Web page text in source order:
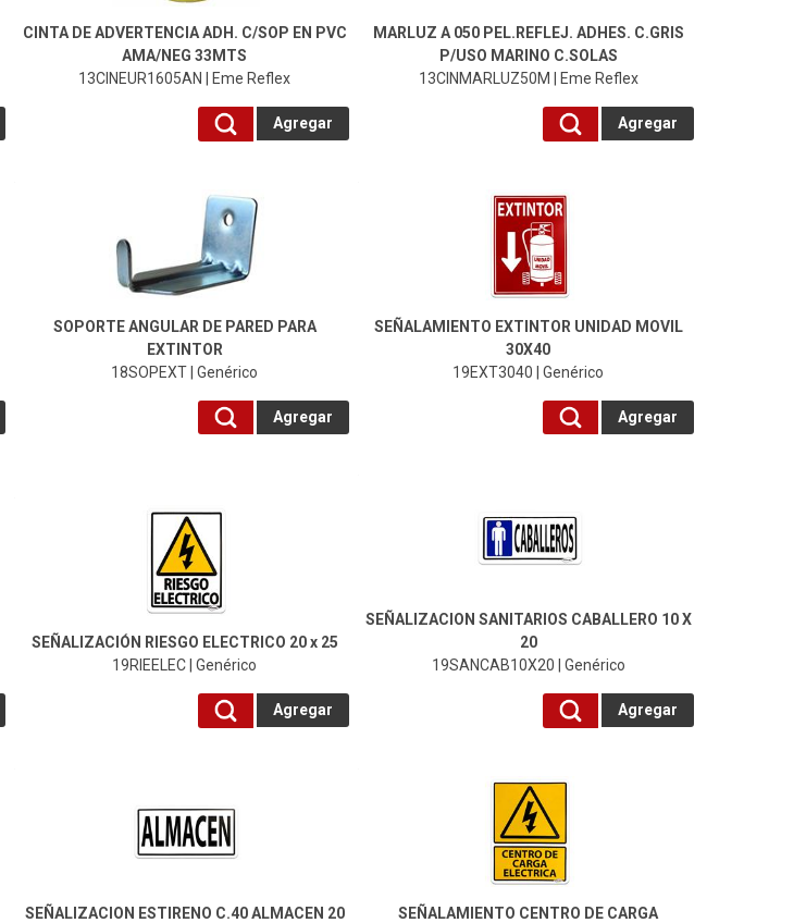
CINTA DE ADVERTENCIA ADH. C/SOP EN PVC
AMA/NEG 33MTS
13CINEUR1605AN | Eme Reflex
Agregar
MARLUZ A 050 PEL.REFLEJ. ADHES. C.GRIS
P/USO MARINO C.SOLAS
13CINMARLUZ50M | Eme Reflex
Agregar
SOPORTE ANGULAR DE PARED PARA
EXTINTOR
18SOPEXT | Genérico
Agregar
SEÑALAMIENTO EXTINTOR UNIDAD MOVIL
30X40
19EXT3040 | Genérico
Agregar
SEÑALIZACIÓN RIESGO ELECTRICO 20 x 25
19RIEELEC | Genérico
Agregar
SEÑALIZACION SANITARIOS CABALLERO 10 X
20
19SANCAB10X20 | Genérico
Agregar
SEÑALIZACION ESTIRENO C.40 ALMACEN 20
SEÑALAMIENTO CENTRO DE CARGA